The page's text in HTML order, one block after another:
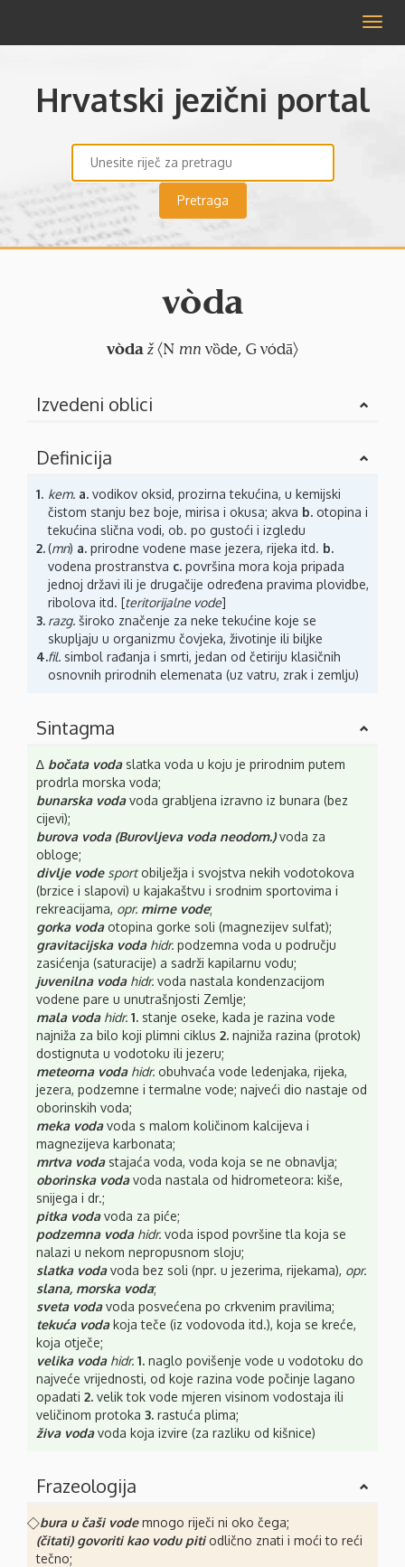
Hrvatski jezični portal
vòda
vòdaž〈N mn vȍde, G vódā〉
Izvedeni oblici
Definicija
1. kem. a. vodikov oksid, prozirna tekućina, u kemijski
čistom stanju bez boje, mirisa i okusa; akva b. otopina i
tekućina slična vodi, ob. po gustoći i izgledu
2.(mn) a. prirodne vodene mase jezera, rijeka itd. b.
vodena prostranstva c. površina mora koja pripada
jednoj državi ili je drugačije određena pravima plovidbe,
ribolova itd. [teritorijalne vode]
3. razg. široko značenje za neke tekućine koje se
skupljaju u organizmu čovjeka, životinje ili biljke
4.fil. simbol rađanja i smrti, jedan od četiriju klasičnih
osnovnih prirodnih elemenata (uz vatru, zrak i zemlju)
Sintagma
∆ bočata vodaslatka voda u koju je prirodnim putem
prodrla morska voda;
bunarska vodavoda grabljena izravno iz bunara (bez
cijevi);
burova voda (Burovljeva voda neodom.)voda za
obloge;
divlje vode sportobilježja i svojstva nekih vodotokova
(brzice i slapovi) u kajakaštvu i srodnim sportovima i
rekreacijama, opr. mirne vode;
gorka vodaotopina gorke soli (magnezijev sulfat);
gravitacijska voda hidr. podzemna voda u području
zasićenja (saturacije) a sadrži kapilarnu vodu;
juvenilna voda hidr. voda nastala kondenzacijom
vodene pare u unutrašnjosti Zemlje;
mala voda hidr. 1. stanje oseke, kada je razina vode
najniža za bilo koji plimni ciklus 2. najniža razina (protok)
dostignuta u vodotoku ili jezeru;
meteorna voda hidr. obuhvaća vode ledenjaka, rijeka,
jezera, podzemne i termalne vode; najveći dio nastaje od
oborinskih voda;
meka vodavoda s malom količinom kalcijeva i
magnezijeva karbonata;
mrtva vodastajaća voda, voda koja se ne obnavlja;
oborinska vodavoda nastala od hidrometeora: kiše,
snijega i dr.;
pitka vodavoda za piće;
podzemna voda hidr. voda ispod površine tla koja se
nalazi u nekom nepropusnom sloju;
slatka vodavoda bez soli (npr. u jezerima, rijekama), opr.
slana, morska voda;
sveta vodavoda posvećena po crkvenim pravilima;
tekuća vodakoja teče (iz vodovoda itd.), koja se kreće,
koja otječe;
velika voda hidr. 1. naglo povišenje vode u vodotoku do
najveće vrijednosti, od koje razina vode počinje lagano
opadati 2. velik tok vode mjeren visinom vodostaja ili
veličinom protoka 3. rastuća plima;
živa vodavoda koja izvire (za razliku od kišnice)
Frazeologija
⃟bura u čaši vodemnogo riječi ni oko čega;
(čitati) govoriti kao vodu pitiodlično znati i moći to reći
tečno;